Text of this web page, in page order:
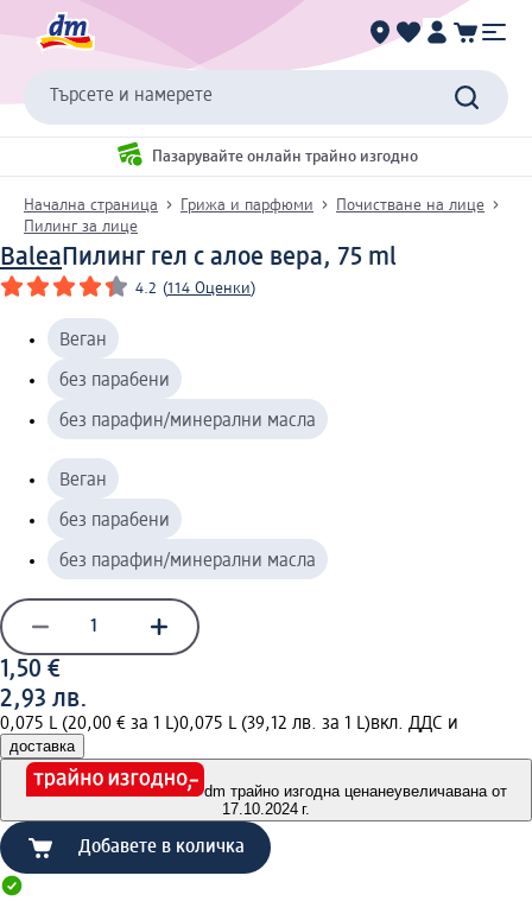
Търсете и намерете
Пазарувайте онлайн трайно изгодно
Начална страница Грижа и парфюми
Почистване на лице
Пилинг за лице
BaleaПилинг гел с алое вера, 75 ml
4.2 (114 Оценки)
Веган
без парабени
без парафин/минерални масла
Веган
без парабени
без парафин/минерални масла
1,50 €
2,93 лв.
0,075 L (20,00 € за 1 L)0,075 L (39,12 лв. за 1 L)вкл. ДДС и
доставка
dm трайно изгодна ценанеувеличавана от
17.10.2024 г.
Добавете в количка